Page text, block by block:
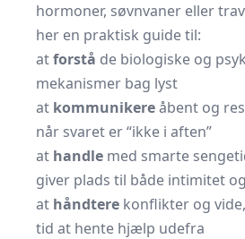
hormoner, søvnvaner eller
her en praktisk guide til:
atforstå de biologiske og
mekanismer bag lyst
at kommunikereåbent og
når svaret er “ikke i aften”
at handle med smarte
giver plads til både intimitet
at håndtere konflikter og
tid at hente hjælp udefra